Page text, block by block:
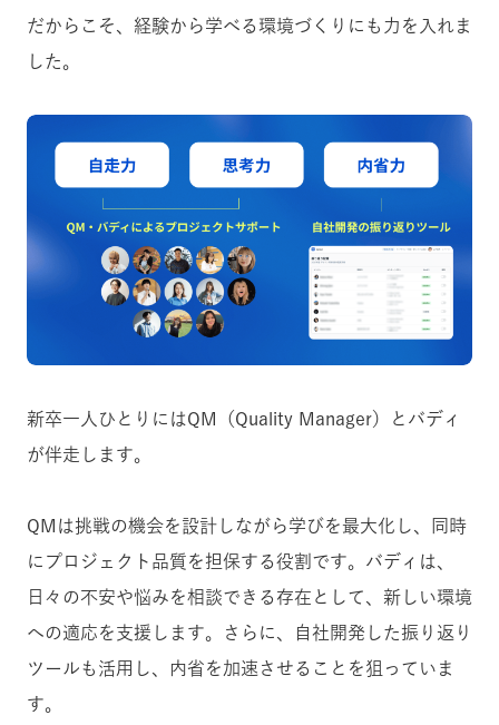
だからこそ、経験から学べる環境づくりにも力を入れま
した。
新卒一人ひとりにはQM（Quality Manager）とバディ
が伴走します。
QMは挑戦の機会を設計しながら学びを最大化し、同時
にプロジェクト品質を担保する役割です。バディは、
日々の不安や悩みを相談できる存在として、新しい環境
への適応を支援します。さらに、自社開発した振り返り
ツールも活用し、内省を加速させることを狙っていま
す。